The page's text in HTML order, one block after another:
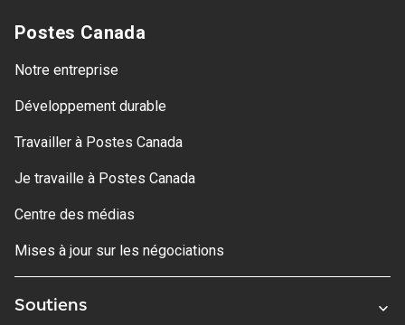
Postes Canada
Notre entreprise
Développement durable
Travailler à Postes Canada
Je travaille à Postes Canada
Centre des médias
Mises à jour sur les négociations
Soutiens